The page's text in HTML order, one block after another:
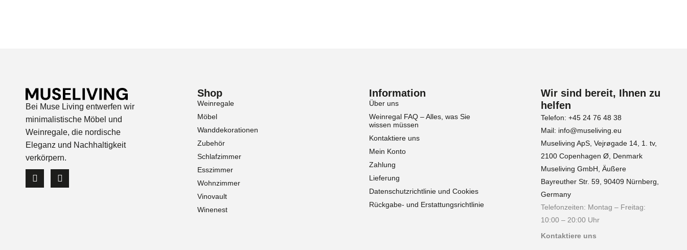
Bei Muse Living entwerfen wir
minimalistische Möbel und
Weinregale, die nordische
Eleganz und Nachhaltigkeit
verkörpern.
Shop
Weinregale
Möbel
Wanddekorationen
Zubehör
Schlafzimmer
Esszimmer
Wohnzimmer
Vinovault
Winenest
Information
Über uns
Weinregal FAQ – Alles, was Sie
wissen müssen
Kontaktiere uns
Mein Konto
Zahlung
Lieferung
Datenschutzrichtlinie und Cookies
Rückgabe- und Erstattungsrichtlinie
Wir sind bereit, Ihnen zu
helfen
Telefon: +45 24 76 48 38
Mail: info@museliving.eu
Museliving ApS, Vejrøgade 14, 1. tv,
2100 Copenhagen Ø, Denmark
Museliving GmbH, Äußere
Bayreuther Str. 59, 90409 Nürnberg,
Germany
Telefonzeiten: Montag – Freitag:
10:00 – 20:00 Uhr
Kontaktiere uns